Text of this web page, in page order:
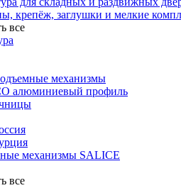
крепёж, заглушки и мелкие
все
механизмы
алюминиевый профиль
механизмы SALICE
все